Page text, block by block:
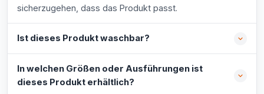
sicherzugehen, dass das Produkt passt.
Ist dieses Produkt waschbar?
In welchen Größen oder Ausführungen ist
dieses Produkt erhältlich?